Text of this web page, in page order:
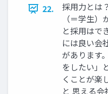
22.
採用力とは
（＝学生
と採用はで
には良い会
があります
をしたい」
くことが楽
と 思える会